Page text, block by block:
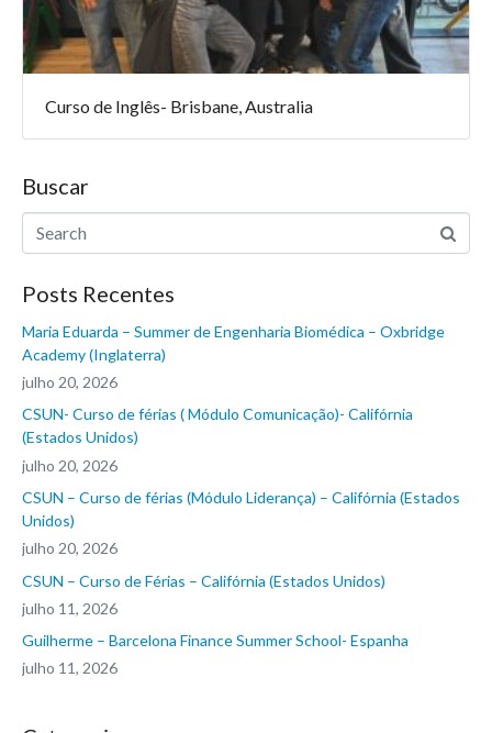
Curso de Inglês- Brisbane, Australia
Buscar
Posts Recentes
Maria Eduarda – Summer de Engenharia Biomédica – Oxbridge
Academy (Inglaterra)
julho 20, 2026
CSUN- Curso de férias ( Módulo Comunicação)- Califórnia
(Estados Unidos)
julho 20, 2026
CSUN – Curso de férias (Módulo Liderança) – Califórnia (Estados
Unidos)
julho 20, 2026
CSUN – Curso de Férias – Califórnia (Estados Unidos)
julho 11, 2026
Guilherme – Barcelona Finance Summer School- Espanha
julho 11, 2026